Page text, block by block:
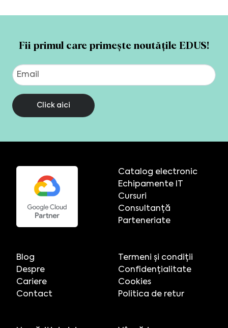
Fii primul care primește noutățile EDUS!
Click aici
Catalog electronic
Echipamente IT
Cursuri
Consultanță
Parteneriate
Blog
Despre
Cariere
Contact
Termeni și condiții
Confidențialitate
Cookies
Politica de retur